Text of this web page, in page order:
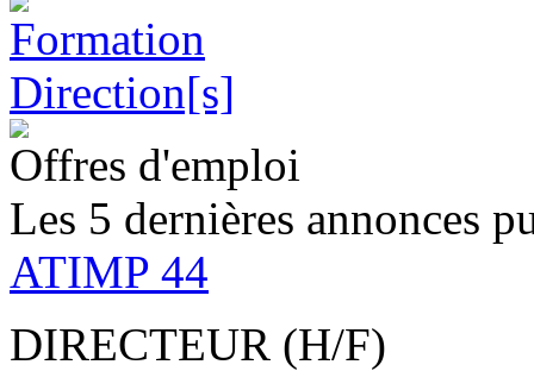
Offres d'emploi
Les 5 dernières annonces
ATIMP 44
DIRECTEUR (H/F)